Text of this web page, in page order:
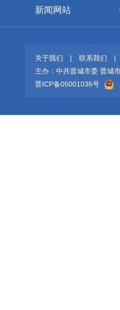
新闻网站
关于我们 | 联系我们 |
主办：中共晋城市委 晋城
晋ICP备05001036号